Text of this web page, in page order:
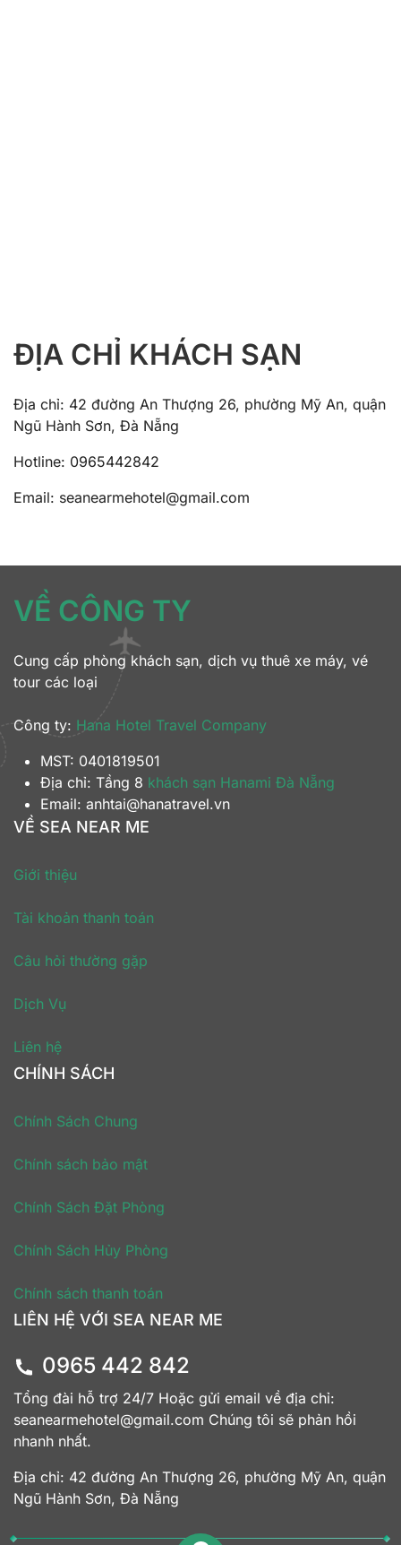
ĐỊA CHỈ KHÁCH SẠN
Địa chỉ: 42 đường An Thượng 26, phường Mỹ An, quận
Ngũ Hành Sơn, Đà Nẵng
Hotline: 0965442842
Email: seanearmehotel@gmail.com
VỀ CÔNG TY
Cung cấp phòng khách sạn, dịch vụ thuê xe máy, vé
tour các loại
Công ty: Hana Hotel Travel Company
MST: 0401819501
Địa chỉ: Tầng 8 khách sạn Hanami Đà Nẵng
Email: anhtai@hanatravel.vn
VỀ SEA NEAR ME
Giới thiệu
Tài khoản thanh toán
Câu hỏi thường gặp
Dịch Vụ
Liên hệ
CHÍNH SÁCH
Chính Sách Chung
Chính sách bảo mật
Chính Sách Đặt Phòng
Chính Sách Hủy Phòng
Chính sách thanh toán
LIÊN HỆ VỚI SEA NEAR ME
0965 442 842
Tổng đài hỗ trợ 24/7 Hoặc gửi email về địa chỉ:
seanearmehotel@gmail.com Chúng tôi sẽ phản hồi
nhanh nhất.
Địa chỉ: 42 đường An Thượng 26, phường Mỹ An, quận
Ngũ Hành Sơn, Đà Nẵng